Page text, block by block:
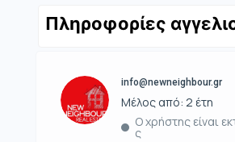
Πληροφορίες
info@newneighbour.gr
Μέλος από: 2 έτη
Ο χρήστης είναι
ς